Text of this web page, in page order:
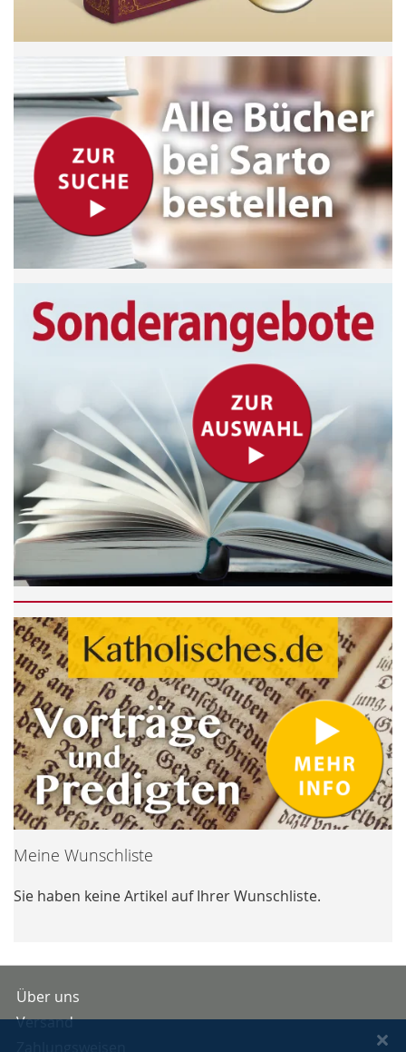
Meine Wunschliste
Sie haben keine Artikel auf Ihrer Wunschliste.
Über uns
Versand